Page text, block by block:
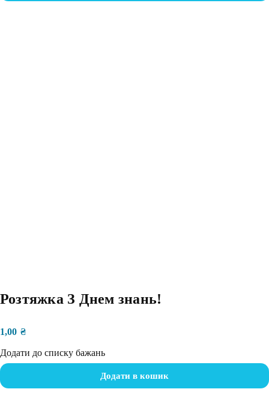
Розтяжка З Днем знань!
1,00 ₴
Додати до списку бажань
Додати в кошик